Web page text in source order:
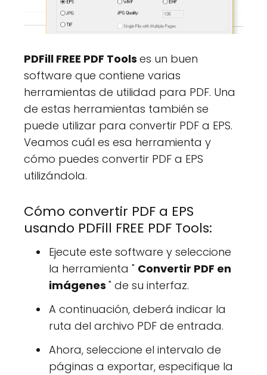
PDFill FREE PDF Tools es un buen
software que contiene varias
herramientas de utilidad para PDF. Una
de estas herramientas también se
puede utilizar para convertir PDF a EPS.
Veamos cuál es esa herramienta y
cómo puedes convertir PDF a EPS
utilizándola.
Cómo convertir PDF a EPS
usando PDFill FREE PDF Tools:
Ejecute este software y seleccione
la herramienta " Convertir PDF en
imágenes " de su interfaz.
A continuación, deberá indicar la
ruta del archivo PDF de entrada.
Ahora, seleccione el intervalo de
páginas a exportar, especifique la